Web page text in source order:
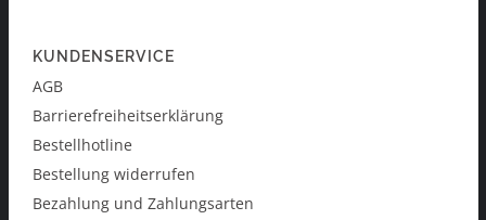
KUNDENSERVICE
AGB
Barrierefreiheitserklärung
Bestellhotline
Bestellung widerrufen
Bezahlung und Zahlungsarten